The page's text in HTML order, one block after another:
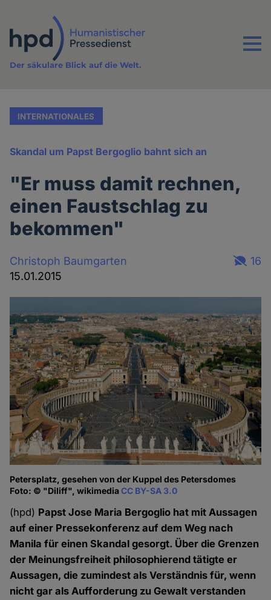
Inhalt
Menu
Der säkulare Blick auf die Welt.
INTERNATIONALES
Skandal um Papst Bergoglio bahnt sich an
"Er muss damit rechnen,
einen Faustschlag zu
bekommen"
Christoph Baumgarten
15.01.2015
16
Petersplatz, gesehen von der Kuppel des Petersdomes
Foto: © "Diliff", wikimediaCC BY-SA 3.0
(hpd) Papst Jose Maria Bergoglio hat mit Aussagen
auf einer Pressekonferenz auf dem Weg nach
Manila für einen Skandal gesorgt. Über die Grenzen
der Meinungsfreiheit philosophierend tätigte er
Aussagen, die zumindest als Verständnis für, wenn
nicht gar als Aufforderung zu Gewalt verstanden